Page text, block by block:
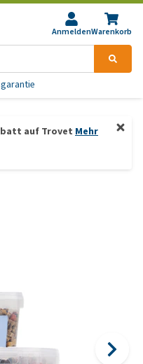
AnmeldenWarenkorb
auf Trovet Mehr